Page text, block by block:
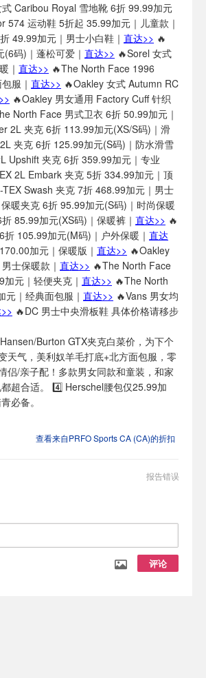
式 Caribou Royal 雪地靴 6折 99.99加元
574 运动鞋 5折起 35.99加元｜儿童款｜
49.99加元｜男士小白鞋｜ 直达>> 🔥
码)｜蓬松可爱｜ 直达>> 🔥Sorel 女式
｜ 直达>> 🔥The North Face 1996
服｜ 直达>> 🔥Oakley 女式 Autumn RC
🔥Oakley 男女通用 Factory Cuff 针织
North Face 男式卫衣 6折 50.99加元｜
2L 夹克 6折 113.99加元(XS/S码)｜滑
夹克 6折 125.99加元(S码)｜防水滑雪
Upshift 夹克 6折 359.99加元｜专业
2L Embark 夹克 5折 334.99加元｜顶
Swash 夹克 7折 468.99加元｜男士
暖夹克 6折 95.99加元(S码)｜时尚保暖
85.99加元(XS码)｜保暖裤｜ 直达>> 🔥
105.99加元(M码)｜户外保暖｜ 直达
加元｜保暖版｜ 直达>> 🔥Oakley
士保暖款｜ 直达>> 🔥The North Face
元｜轻便夹克｜ 直达>> 🔥The North
｜经典面包服｜ 直达>> 🔥Vans 男女均
🔥DC 男士中央滑板鞋 具体价格请移步
Burton GTX夹克白菜价，为下个
天气，美利奴羊毛打底+北方面包服，零
侣/亲子配！多款男女同款和童装，和家
超合适。 4️⃣ Herschel腰包仅25.99加
必备。
查看来自PRFO Sports CA (CA)的折扣
报告错误
评论